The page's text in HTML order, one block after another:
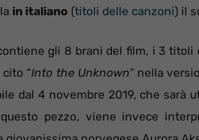
in italiano (titoli delle canzoni) il
gli 8 brani del film, i 3 titoli
“Into the Unknown” nella
dal 4 novembre 2019, che sarà
pezzo, viene invece